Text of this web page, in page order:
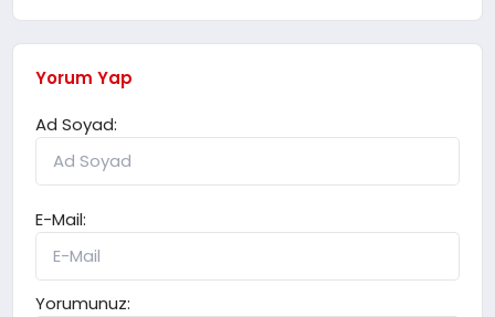
Yorum Yap
Ad Soyad:
E-Mail:
Yorumunuz: